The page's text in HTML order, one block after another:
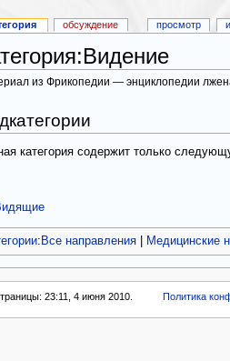
из Фрикопедии — энциклопедии
категория содержит только
: Все направления| Медицинские
обсуждение просмотр
23:11, 4 июня 2010. Политика